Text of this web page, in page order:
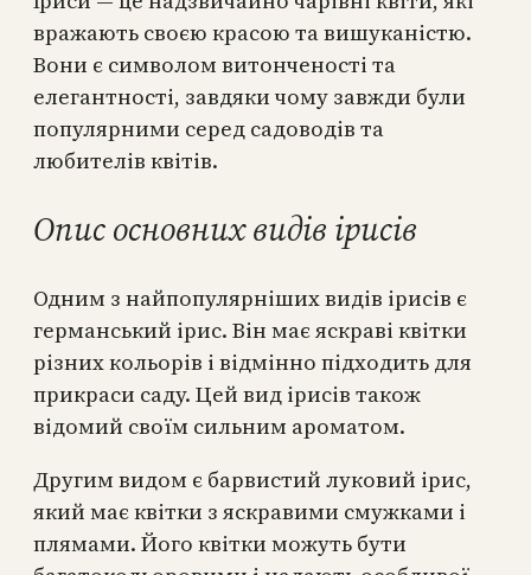
вражають своєю красою та вишуканістю.
Вони є символом витонченості та
елегантності, завдяки чому завжди були
популярними серед садоводів та
любителів квітів.
Опис основних видів ірисів
Одним з найпопулярніших видів ірисів є
германський ірис. Він має яскраві квітки
різних кольорів і відмінно підходить для
прикраси саду. Цей вид ірисів також
відомий своїм сильним ароматом.
Другим видом є барвистий луковий ірис,
який має квітки з яскравими смужками і
плямами. Його квітки можуть бути